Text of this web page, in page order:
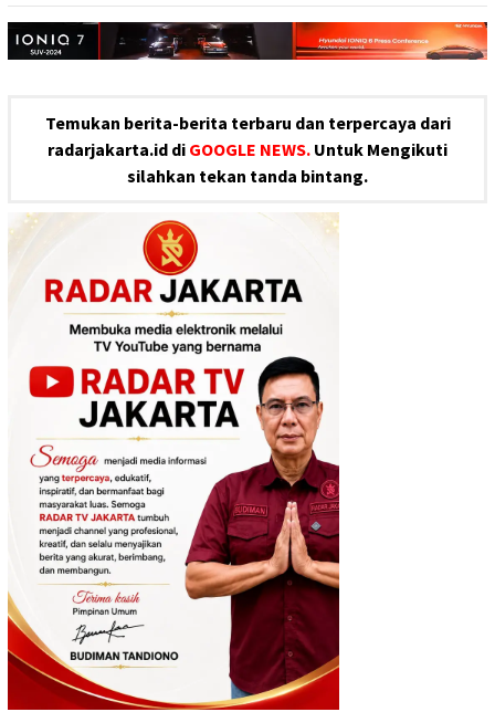
Temukan berita-berita terbaru dan terpercaya dari
radarjakarta.id di GOOGLE NEWS. Untuk Mengikuti
silahkan tekan tanda bintang.